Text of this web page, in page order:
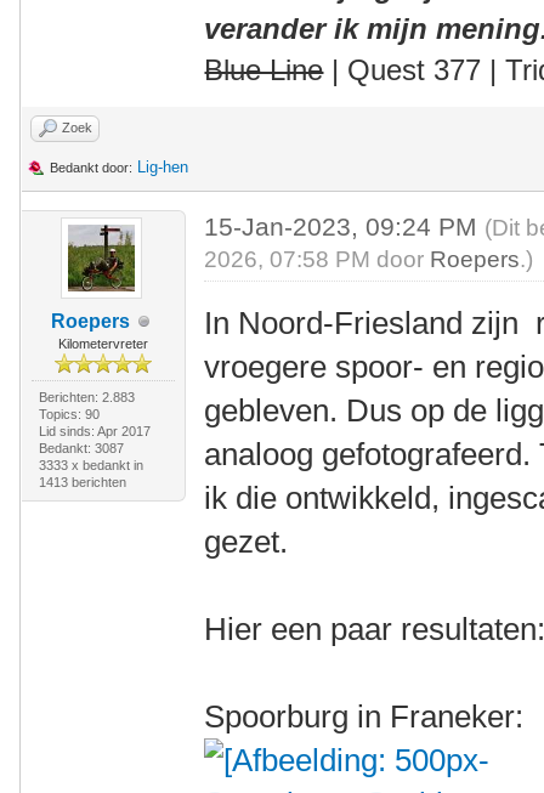
verander ik mijn
Blue Line| Quest 377 |
Zoek
Bedankt door: Lig-hen
Roepers
Kilometervreter
Berichten: 2.883
Topics: 90
Lid sinds: Apr 2017
Bedankt: 3087
3333 x bedankt in
1413 berichten
15-Jan-2023, 09:24 PM (Dit
2026, 07:58 PM door Roepers.)
In Noord-Friesland zijn
vroegere spoor- en
gebleven. Dus op de
analoog
ik die ontwikkeld,
gezet.
Hier een paar
Spoorburg in Franeker: